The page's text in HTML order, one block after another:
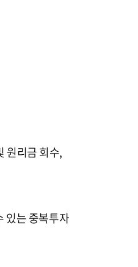
원리금 회수,
있는 중복투자